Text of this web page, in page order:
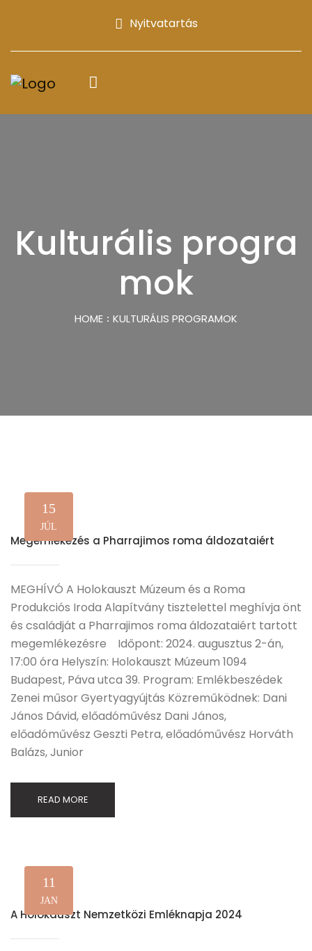
Nyitvatartás
Kulturális progra
mok
HOME KULTURÁLIS PROGRAMOK
15
JÚL
Megemlékezés a Pharrajimos roma áldozataiért
MEGHÍVÓ A Holokauszt Múzeum és a Roma
Produkciós Iroda Alapítvány tisztelettel meghívja önt
és családját a Pharrajimos roma áldozataiért tartott
megemlékezésre Időpont: 2024. augusztus 2-án,
17:00 óra Helyszín: Holokauszt Múzeum 1094
Budapest, Páva utca 39. Program: Emlékbeszédek
Zenei műsor Gyertyagyújtás Közreműködnek: Dani
János Dávid, előadóművész Dani János,
előadóművész Geszti Petra, előadóművész Horváth
Balázs, Junior
READ MORE
11
JAN
A Holokauszt Nemzetközi Emléknapja 2024